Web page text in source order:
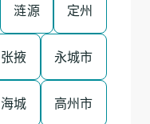
涟源 定州
张掖 永城市
海城 高州市